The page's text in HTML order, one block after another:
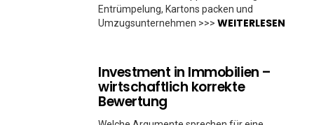
Entrümpelung, Kartons packen und
Umzugsunternehmen >>> WEITERLESEN
Investment in Immobilien –
wirtschaftlich korrekte
Bewertung